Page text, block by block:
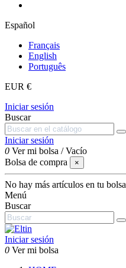
Español
Français
English
Português
EUR €
Iniciar sesión
Buscar
Iniciar sesión
0 Ver mi bolsa /Vacío
Bolsa de compra
×
No hay más artículos en tu bolsa
Menú
Buscar
Iniciar sesión
0 Ver mi bolsa